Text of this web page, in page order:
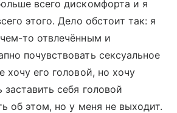
всего дискомфорта и я
этого. Дело обстоит так: я
то отвлечённым и
почувствовать сексуальное
хочу его головой, но хочу
себя головой
об этом, но у меня не выходит.